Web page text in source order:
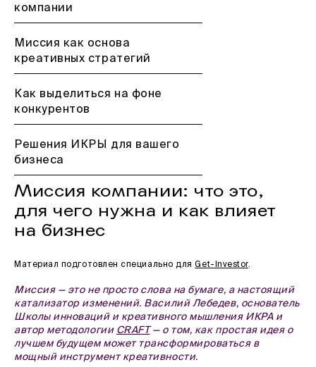
компании
Миссия как основа
креативных стратегий
Как выделиться на фоне
конкурентов
Решения ИКРЫ для вашего
бизнеса
Миссия компании: что это,
для чего нужна и как влияет
на бизнес
Материал подготовлен специально для Get-Investor.
Миссия — это не просто слова на бумаге, а настоящий
катализатор изменений. Василий Лебедев, основатель
Школы инноваций и креативного мышления ИКРА и
автор методологии CRAFT— о том, как простая идея о
лучшем будущем может трансформироваться в
мощный инструмент креативности.